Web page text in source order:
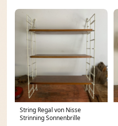
String Regal von Nisse
Strinning Sonnenbrille